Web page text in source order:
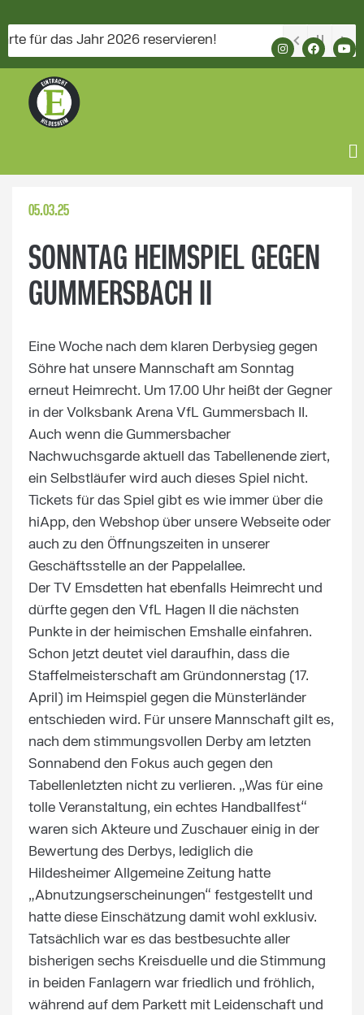
das Jahr 2026 reservieren!
05.03.25
SONNTAG HEIMSPIEL GEGEN
GUMMERSBACH II
Eine Woche nach dem klaren Derbysieg gegen
Söhre hat unsere Mannschaft am Sonntag
erneut Heimrecht. Um 17.00 Uhr heißt der Gegner
in der Volksbank Arena VfL Gummersbach II.
Auch wenn die Gummersbacher
Nachwuchsgarde aktuell das Tabellenende ziert,
ein Selbstläufer wird auch dieses Spiel nicht.
Tickets für das Spiel gibt es wie immer über die
hiApp, den Webshop über unsere Webseite oder
auch zu den Öffnungszeiten in unserer
Geschäftsstelle an der Pappelallee.
Der TV Emsdetten hat ebenfalls Heimrecht und
dürfte gegen den VfL Hagen II die nächsten
Punkte in der heimischen Emshalle einfahren.
Schon jetzt deutet viel daraufhin, dass die
Staffelmeisterschaft am Gründonnerstag (17.
April) im Heimspiel gegen die Münsterländer
entschieden wird. Für unsere Mannschaft gilt es,
nach dem stimmungsvollen Derby am letzten
Sonnabend den Fokus auch gegen den
Tabellenletzten nicht zu verlieren. „Was für eine
tolle Veranstaltung, ein echtes Handballfest“
waren sich Akteure und Zuschauer einig in der
Bewertung des Derbys, lediglich die
Hildesheimer Allgemeine Zeitung hatte
„Abnutzungserscheinungen“ festgestellt und
hatte diese Einschätzung damit wohl exklusiv.
Tatsächlich war es das bestbesuchte aller
bisherigen sechs Kreisduelle und die Stimmung
in beiden Fanlagern war friedlich und fröhlich,
während auf dem Parkett mit Leidenschaft und